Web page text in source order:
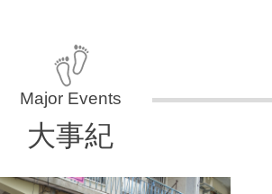
大事紀